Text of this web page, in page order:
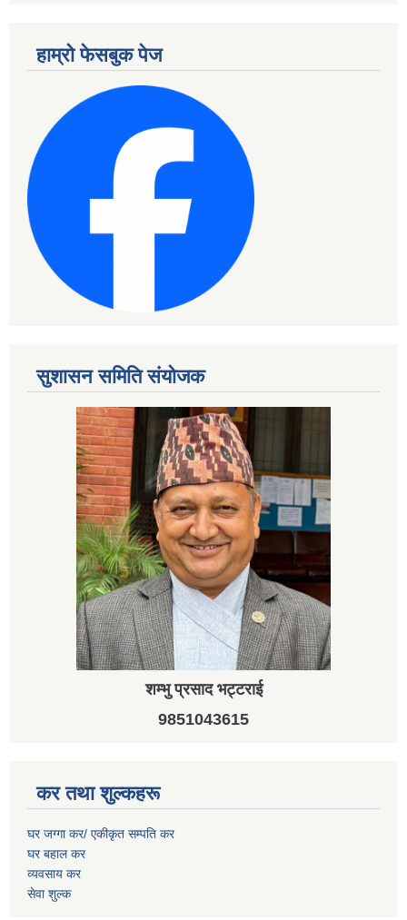
हाम्रो फेसबुक पेज
सुशासन समिति संयोजक
शम्भु प्रसाद भट्टराई
9851043615
कर तथा शुल्कहरू
घर जग्गा कर/ एकीकृत सम्पति कर
घर बहाल कर
व्यवसाय कर
सेवा शुल्क